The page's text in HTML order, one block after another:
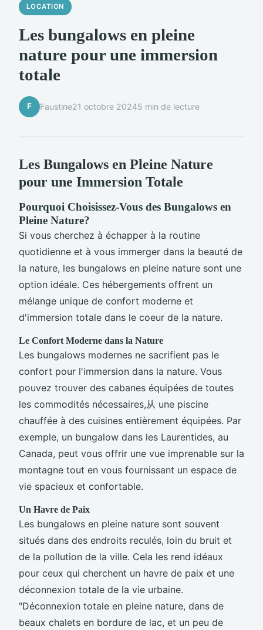
LOCATION
Les bungalows en pleine
nature pour une immersion
totale
F Faustine21 octobre 20245 min de lecture
Les Bungalows en Pleine Nature
pour une Immersion Totale
Pourquoi Choisissez-Vous des Bungalows en
Pleine Nature?
Si vous cherchez à échapper à la routine
quotidienne et à vous immerger dans la beauté de
la nature, les bungalows en pleine nature sont une
option idéale. Ces hébergements offrent un
mélange unique de confort moderne et
d'immersion totale dans le coeur de la nature.
Le Confort Moderne dans la Nature
Les bungalows modernes ne sacrifient pas le
confort pour l'immersion dans la nature. Vous
pouvez trouver des cabanes équipées de toutes
les commodités nécessaires,从 une piscine
chauffée à des cuisines entièrement équipées. Par
exemple, un bungalow dans les Laurentides, au
Canada, peut vous offrir une vue imprenable sur la
montagne tout en vous fournissant un espace de
vie spacieux et confortable.
Un Havre de Paix
Les bungalows en pleine nature sont souvent
situés dans des endroits reculés, loin du bruit et
de la pollution de la ville. Cela les rend idéaux
pour ceux qui cherchent un havre de paix et une
déconnexion totale de la vie urbaine.
"Déconnexion totale en pleine nature, dans de
beaux chalets en bordure de lac, et un peu de